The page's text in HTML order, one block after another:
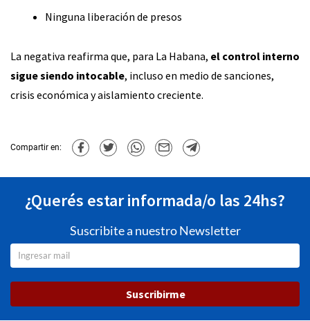
Ninguna liberación de presos
La negativa reafirma que, para La Habana, el control interno
sigue siendo intocable, incluso en medio de sanciones,
crisis económica y aislamiento creciente.
Compartir en:
¿Querés estar informada/o las 24hs?
Suscribite a nuestro Newsletter
Suscribirme